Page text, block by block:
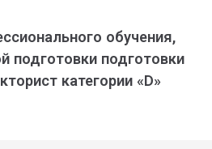
обучения,
подготовки подготовки
категории «D»